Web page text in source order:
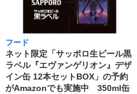
フード
ネット限定「サッポロ生ビール黒
ラベル『エヴァンゲリオン』デザ
イン缶 12本セットBOX」の予約
がAmazonでも実施中 350ml缶